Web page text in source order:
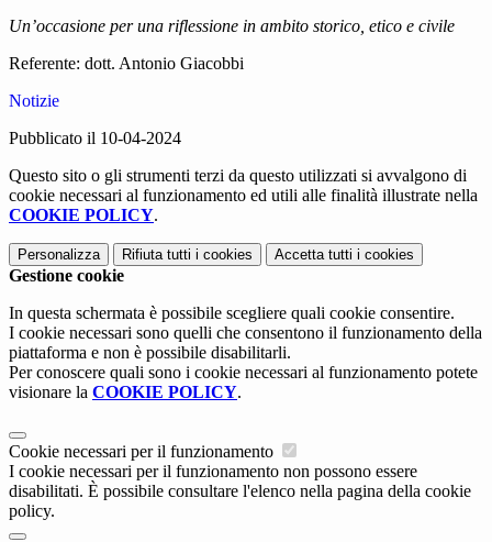
Un’occasione per una riflessione in ambito storico, etico e civile
Referente: dott. Antonio Giacobbi
Notizie
Pubblicato il 10-04-2024
Questo sito o gli strumenti terzi da questo utilizzati si avvalgono di
cookie necessari al funzionamento ed utili alle finalità illustrate nella
COOKIE POLICY.
Personalizza Rifiuta tutti i cookies Accetta tutti i cookies
Gestione cookie
In questa schermata è possibile scegliere quali cookie consentire.
I cookie necessari sono quelli che consentono il funzionamento della
piattaforma e non è possibile disabilitarli.
Per conoscere quali sono i cookie necessari al funzionamento potete
visionare la COOKIE POLICY.
Cookie necessari per il funzionamento
I cookie necessari per il funzionamento non possono essere
disabilitati. È possibile consultare l'elenco nella pagina della cookie
policy.